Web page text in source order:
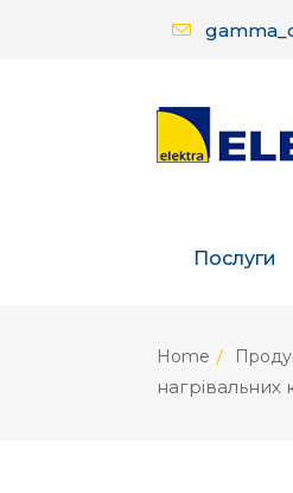
Послуги
Home
нагрівальних